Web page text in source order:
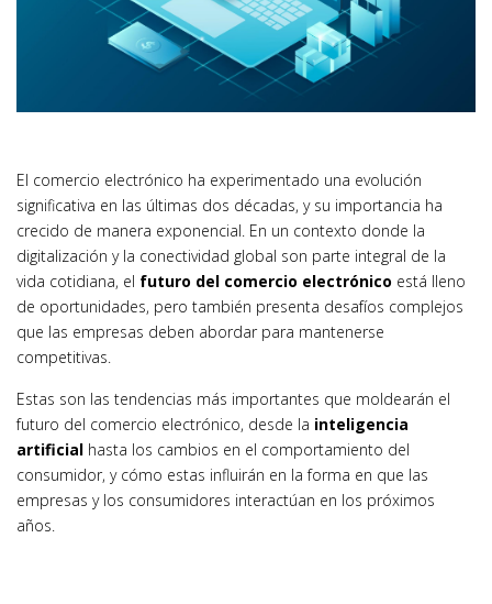
El comercio electrónico ha experimentado una evolución
significativa en las últimas dos décadas, y su importancia ha
crecido de manera exponencial. En un contexto donde la
digitalización y la conectividad global son parte integral de la
vida cotidiana, el futuro del comercio electrónico está lleno
de oportunidades, pero también presenta desafíos complejos
que las empresas deben abordar para mantenerse
competitivas.
Estas son las tendencias más importantes que moldearán el
futuro del comercio electrónico, desde la inteligencia
artificial hasta los cambios en el comportamiento del
consumidor, y cómo estas influirán en la forma en que las
empresas y los consumidores interactúan en los próximos
años.